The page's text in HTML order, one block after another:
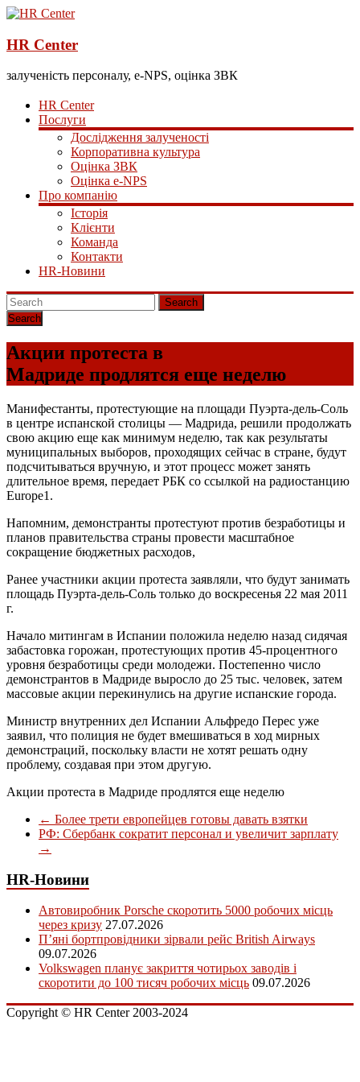
HR Center
залученість персоналу, e-NPS, оцінка ЗВК
HR Center
Послуги
Дослідження залученості
Корпоративна культура
Оцінка ЗВК
Оцінка e-NPS
Про компанію
Історія
Клієнти
Команда
Контакти
HR-Новини
Search
Акции протеста в
Мадриде продлятся еще неделю
Манифестанты, протестующие на площади Пуэрта-дель-Соль
в центре испанской столицы — Мадрида, решили продолжать
свою акцию еще как минимум неделю, так как результаты
муниципальных выборов, проходящих сейчас в стране, будут
подсчитываться вручную, и этот процесс может занять
длительное время, передает РБК со ссылкой на радиостанцию
Europe1.
Напомним, демонстранты протестуют против безработицы и
планов правительства страны провести масштабное
сокращение бюджетных расходов,
Ранее участники акции протеста заявляли, что будут занимать
площадь Пуэрта-дель-Соль только до воскресенья 22 мая 2011
г.
Начало митингам в Испании положила неделю назад сидячая
забастовка горожан, протестующих против 45-процентного
уровня безработицы среди молодежи. Постепенно число
демонстрантов в Мадриде выросло до 25 тыс. человек, затем
массовые акции перекинулись на другие испанские города.
Министр внутренних дел Испании Альфредо Перес уже
заявил, что полиция не будет вмешиваться в ход мирных
демонстраций, поскольку власти не хотят решать одну
проблему, создавая при этом другую.
Акции протеста в Мадриде продлятся еще неделю
← Более трети европейцев готовы давать взятки
РФ: Сбербанк сократит персонал и увеличит зарплату
→
HR-Новини
Автовиробник Porsche скоротить 5000 робочих місць
через кризу 27.07.2026
П’яні бортпровідники зірвали рейс British Airways
09.07.2026
Volkswagen планує закриття чотирьох заводів і
скоротити до 100 тисяч робочих місць 09.07.2026
Copyright © HR Center 2003-2024